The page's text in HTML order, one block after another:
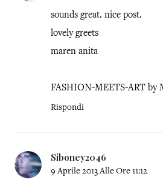
sounds great. nice post.
lovely greets
maren anita
FASHION-MEETS-ART by
Rispondi
Siboney2046
9 Aprile 2013 Alle Ore 11:12